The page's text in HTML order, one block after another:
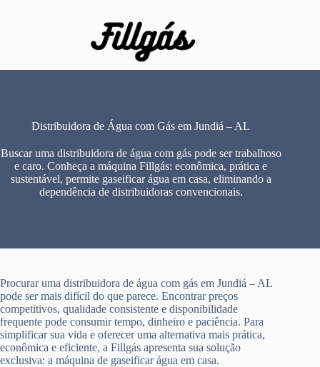
Distribuidora de Água com Gás em Jundiá – AL
Buscar uma distribuidora de água com gás pode ser trabalhoso
e caro. Conheça a máquina Fillgás: econômica, prática e
sustentável, permite gaseificar água em casa, eliminando a
dependência de distribuidoras convencionais.
Procurar uma distribuidora de água com gás em Jundiá – AL
pode ser mais difícil do que parece. Encontrar preços
competitivos, qualidade consistente e disponibilidade
frequente pode consumir tempo, dinheiro e paciência. Para
simplificar sua vida e oferecer uma alternativa mais prática,
econômica e eficiente, a Fillgás apresenta sua solução
exclusiva: a máquina de gaseificar água em casa.